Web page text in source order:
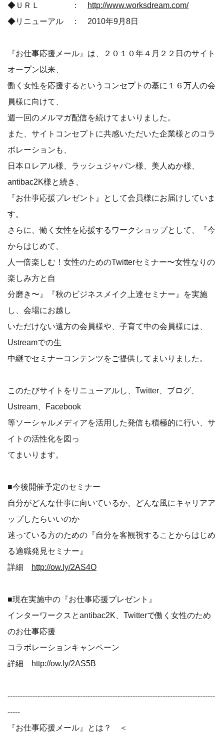
◆ＵＲＬ ： http://www.worksdream.com/
◆リニューアル ： 2010年9月8日
『お仕事応援メール』は、２０１０年４月２２日のサイト
オープン以来、
働く女性を応援するというコンセプトの基に１６万人の会
員様に向けて、
週一回のメルマガ配信を続けてまいりました。
また、サイトコンセプトに共感いただいた企業様とのコラ
ボレーションも、
日本ロレアル様、ラッシュジャパン様、美人ぬか様、
antibac2K様と続き、
『お仕事応援プレゼント』として会員様にお届けしていま
す。
さらに、働く女性を応援するワークショップとして、『今
からはじめて、
人一倍楽しむ！女性のためのTwitterセミナー〜女性なりの
楽しみ方と自
分磨き〜』『秋のビジネスメイク上達セミナー』を実施
し、会場にお越し
いただけない遠方の会員様や、子育て中の会員様には、
Ustreamでの生
中継でセミナーコンテンツをご提供してまいりました。
このたびサイトをリニューアルし、Twitter、ブログ、
Ustream、Facebook
等ソーシャルメディアを活用した発信も積極的に行い、サ
イトの活性化を図っ
てまいります。
■今後開催予定のセミナー
自分がどんな仕事に向いているか、どんな風にキャリアア
ップしたらいいのか
迷っている方のための『自分を客観視することからはじめ
る適職発見セミナー』
詳細 http://ow.ly/2AS4O
■現在実施中の『お仕事応援プレゼント』
インターワークスとantibac2K、Twitterで働く女性のため
のお仕事応援
コラボレーションキャンペーン
詳細 http://ow.ly/2AS5B
-----------------------------------------------------------------------------------
-----
『お仕事応援メール』とは？ ＜